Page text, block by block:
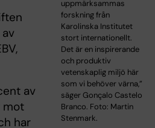
uppmärksammas
forskning från
Karolinska Institutet
stort internationellt.
Det är en inspirerande
och produktiv
vetenskaplig miljö här
som vi behöver värna,”
säger Gonçalo Castelo
Branco. Foto: Martin
Stenmark.
av
mot
har